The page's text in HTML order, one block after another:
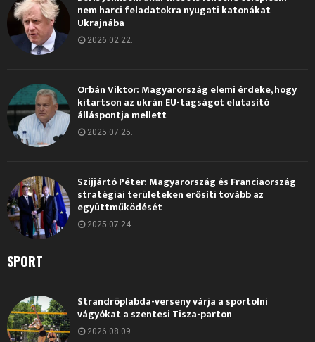
nem harci feladatokra nyugati katonákat
Ukrajnába
2026.02.22.
Orbán Viktor: Magyarország elemi érdeke, hogy
kitartson az ukrán EU-tagságot elutasító
álláspontja mellett
2025.07.25.
Szijjártó Péter: Magyarország és Franciaország
stratégiai területeken erősíti tovább az
együttműködését
2025.07.24.
SPORT
Strandröplabda-verseny várja a sportolni
vágyókat a szentesi Tisza-parton
2026.08.09.